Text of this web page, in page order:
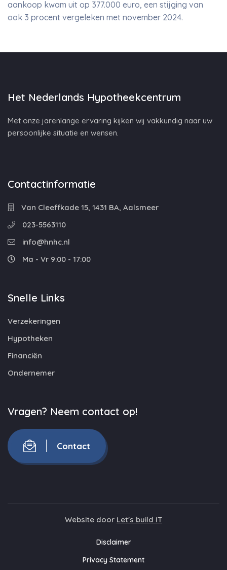
aankoop kwam uit op 377.000 euro, een stijging van
ook 3 procent vergeleken met november 2024.
Het Nederlands Hypotheekcentrum
Met onze jarenlange ervaring kijken wij vakkundig naar uw
persoonlijke situatie en wensen.
Contactinformatie
Van Cleeffkade 15, 1431 BA, Aalsmeer
023-5563110
info@hnhc.nl
Ma - Vr 9:00 - 17:00
Snelle Links
Verzekeringen
Hypotheken
Financiën
Ondernemer
Vragen? Neem contact op!
Contact
Website door Let's build IT
Disclaimer
Privacy Statement